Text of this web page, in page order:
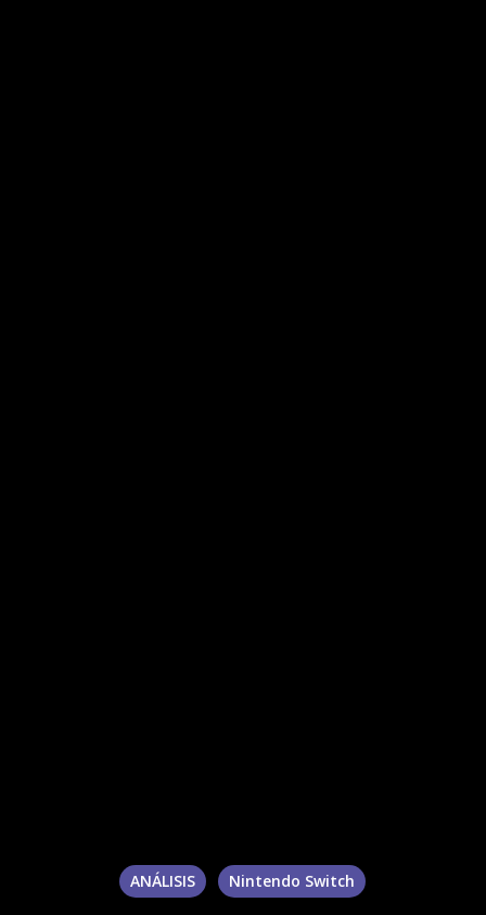
ANÁLISIS Nintendo Switch